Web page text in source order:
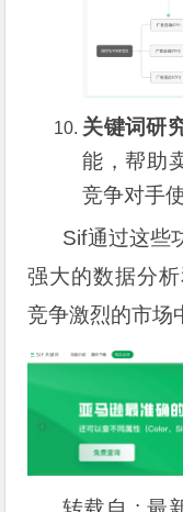
关键词研
能，帮助
竞争对手
Sif通过这些
强大的数据分
竞争激烈的市场